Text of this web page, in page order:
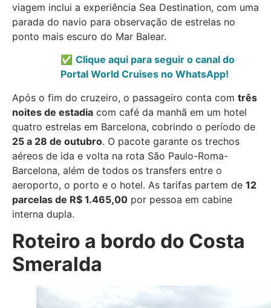
viagem inclui a experiência Sea Destination, com uma
parada do navio para observação de estrelas no
ponto mais escuro do Mar Balear.
✅ Clique aqui para seguir o canal do
Portal World Cruises no WhatsApp!
Após o fim do cruzeiro, o passageiro conta com três
noites de estadia com café da manhã em um hotel
quatro estrelas em Barcelona, cobrindo o período de
25 a 28 de outubro. O pacote garante os trechos
aéreos de ida e volta na rota São Paulo-Roma-
Barcelona, além de todos os transfers entre o
aeroporto, o porto e o hotel. As tarifas partem de 12
parcelas de R$ 1.465,00 por pessoa em cabine
interna dupla.
Roteiro a bordo do Costa
Smeralda